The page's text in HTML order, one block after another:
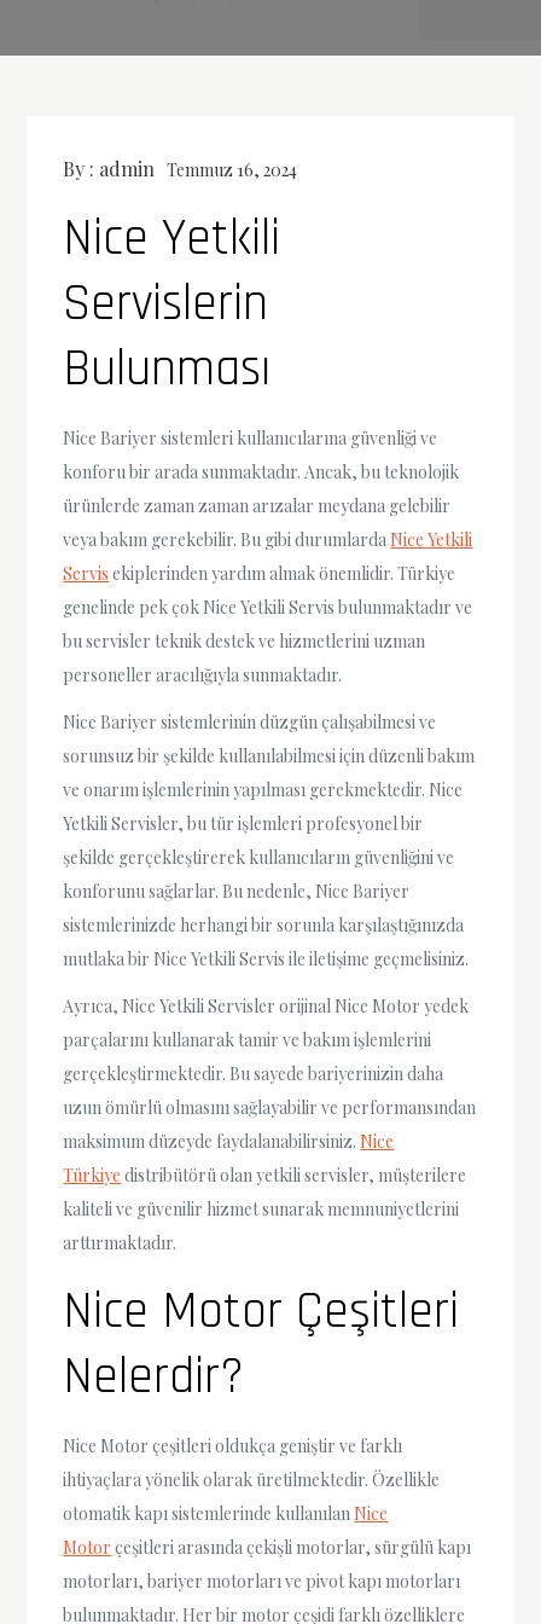
By : admin Temmuz 16, 2024
Nice Yetkili
Servislerin
Bulunması
Nice Bariyer sistemleri kullanıcılarına güvenliği ve
konforu bir arada sunmaktadır. Ancak, bu teknolojik
ürünlerde zaman zaman arızalar meydana gelebilir
veya bakım gerekebilir. Bu gibi durumlardaNice Yetkili
Servis ekiplerinden yardım almak önemlidir. Türkiye
genelinde pek çok Nice Yetkili Servis bulunmaktadır ve
bu servisler teknik destek ve hizmetlerini uzman
personeller aracılığıyla sunmaktadır.
Nice Bariyer sistemlerinin düzgün çalışabilmesi ve
sorunsuz bir şekilde kullanılabilmesi için düzenli bakım
ve onarım işlemlerinin yapılması gerekmektedir. Nice
Yetkili Servisler, bu tür işlemleri profesyonel bir
şekilde gerçekleştirerek kullanıcıların güvenliğini ve
konforunu sağlarlar. Bu nedenle, Nice Bariyer
sistemlerinizde herhangi bir sorunla karşılaştığınızda
mutlaka bir Nice Yetkili Servis ile iletişime geçmelisiniz.
Ayrıca, Nice Yetkili Servisler orijinal Nice Motor yedek
parçalarını kullanarak tamir ve bakım işlemlerini
gerçekleştirmektedir. Bu sayede bariyerinizin daha
uzun ömürlü olmasını sağlayabilir ve performansından
maksimum düzeyde faydalanabilirsiniz.Nice
Türkiye distribütörü olan yetkili servisler, müşterilere
kaliteli ve güvenilir hizmet sunarak memnuniyetlerini
arttırmaktadır.
Nice Motor Çeşitleri
Nelerdir?
Nice Motor çeşitleri oldukça geniştir ve farklı
ihtiyaçlara yönelik olarak üretilmektedir. Özellikle
otomatik kapı sistemlerinde kullanılanNice
Motor çeşitleri arasında çekişli motorlar, sürgülü kapı
motorları, bariyer motorları ve pivot kapı motorları
bulunmaktadır. Her bir motor çeşidi farklı özelliklere